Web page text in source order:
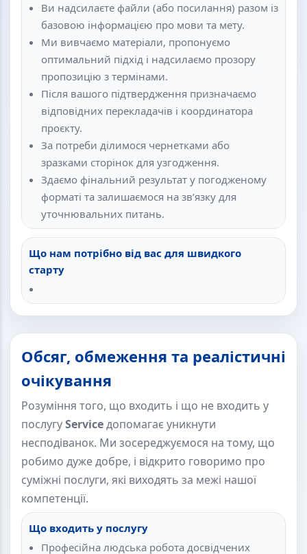
Ви надсилаєте файли (або посилання) разом із
базовою інформацією про мови та мету.
Ми вивчаємо матеріали, пропонуємо
оптимальний підхід і надсилаємо прозору
пропозицію з термінами.
Після вашого підтвердження призначаємо
відповідних перекладачів і координатора
проєкту.
За потреби ділимося чернетками або
зразками сторінок для узгодження.
Здаємо фінальний результат у погодженому
форматі та залишаємося на зв’язку для
уточнювальних питань.
Що нам потрібно від вас для швидкого
старту
Обсяг, обмеження та реалістичні
очікування
Розуміння того, що входить і що не входить у
послугуServiceдопомагає уникнути
несподіванок. Ми зосереджуємося на тому, що
робимо дуже добре, і відкрито говоримо про
суміжні послуги, які виходять за межі нашої
компетенції.
Що входить у послугу
Професійна людська робота досвідчених